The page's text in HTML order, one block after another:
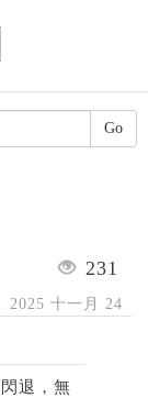
231
2025 十一月 24
退，無
Go